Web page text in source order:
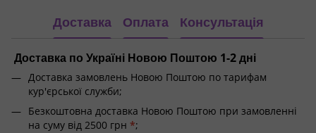
Доставка Оплата Консультація
Доставка по Україні Новою Поштою 1-2 дні
Доставка замовлень Новою Поштою по тарифам
кур'єрської служби;
Безкоштовна доставка Новою Поштою при замовленні
на суму від 2500 грн *;